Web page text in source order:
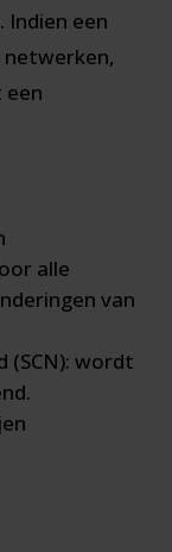
een
een
alle
van
(SCN): wordt